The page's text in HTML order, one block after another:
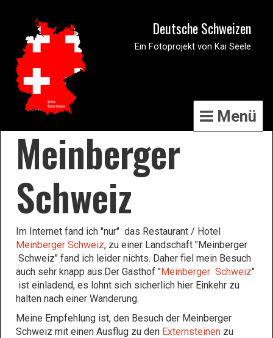
Deutsche Schweizen
Ein Fotoprojekt von Kai Seele
Menü
Meinberger
Schweiz
Im Internet fand ich "nur" das Restaurant / Hotel
Meinberger Schweiz, zu einer Landschaft "Meinberger
Schweiz" fand ich leider nichts. Daher fiel mein Besuch
auch sehr knapp aus.Der Gasthof "Meinberger Schweiz"
ist einladend, es lohnt sich sicherlich hier Einkehr zu
halten nach einer Wanderung.
Meine Empfehlung ist, den Besuch der Meinberger
Schweiz mit einen Ausflug zu den Externsteinen zu